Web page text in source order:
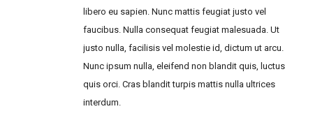
libero eu sapien. Nunc mattis feugiat justo vel
faucibus. Nulla consequat feugiat malesuada. Ut
justo nulla, facilisis vel molestie id, dictum ut arcu.
Nunc ipsum nulla, eleifend non blandit quis, luctus
quis orci. Cras blandit turpis mattis nulla ultrices
interdum.